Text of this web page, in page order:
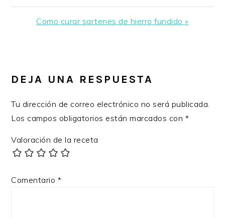
Post:
Next
Como curar sartenes de hierro fundido »
INTERACTIONS
DEJA UNA RESPUESTA
Tu dirección de correo electrónico no será publicada.
Los campos obligatorios están marcados con *
Valoración de la receta
Comentario *